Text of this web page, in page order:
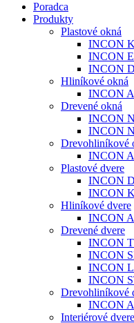
Poradca
Produkty
Plastové okná
INCON
INCON
INCON
Hliníkové okná
INCON
Drevené okná
INCON
INCON
Drevohliníkové
INCON
Plastové dvere
INCON
INCON
Hliníkové dvere
INCON
Drevené dvere
INCON
INCON
INCON
INCON
Drevohliníkové
INCON
Interiérové dvere